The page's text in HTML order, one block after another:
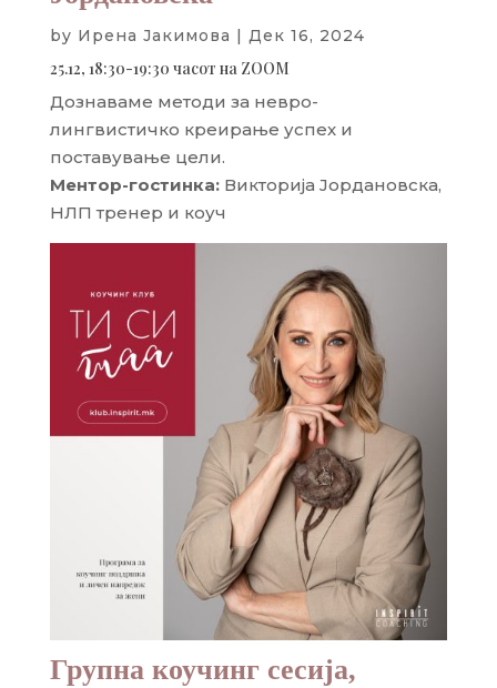
by Ирена Јакимова | Дек 16, 2024
25.12, 18:30-19:30 часот на ZOOM
Дознаваме методи за невро-
лингвистичко креирање успех и
поставување цели.
Ментор-гостинка: Викторија Јордановска,
НЛП тренер и коуч
Групна коучинг сесија,